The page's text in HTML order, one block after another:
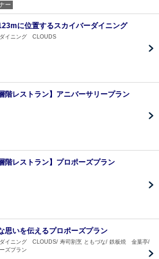
ー
に位置するスカイバーダイニング
イニング CLOUDS
階レストラン】アニバーサリープラン
階レストラン】プロポーズプラン
思いを伝えるプロポーズプラン
イニング CLOUDS 寿司割烹 ともづな 鉄板焼 金葉亭
ズプラン